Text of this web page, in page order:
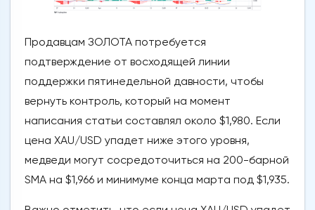
Продавцам ЗОЛОТА потребуется
подтверждение от восходящей линии
поддержки пятинедельной давности, чтобы
вернуть контроль, который на момент
написания статьи составлял около $1,980. Если
цена XAU/USD упадет ниже этого уровня,
медведи могут сосредоточиться на 200-барной
SMA на $1,966 и минимуме конца марта под $1,935.